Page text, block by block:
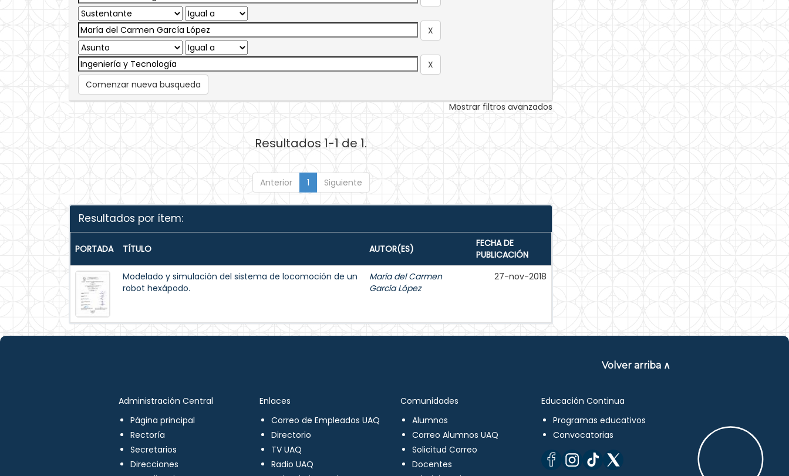
Comenzar nueva busqueda
Mostrar filtros avanzados
Resultados 1-1 de 1.
Anterior 1 Siguiente
Resultados por ítem:
PORTADA TÍTULO AUTOR(ES)
FECHA DE
PUBLICACIÓN
Modelado y simulación del sistema de locomoción de un
robot hexápodo.
María del Carmen
García López
27-nov-2018
Volver arriba ∧
Administración Central
Página principal
Rectoría
Secretarios
Direcciones
Enlaces
Correo de Empleados UAQ
Directorio
TV UAQ
Radio UAQ
Comunidades
Alumnos
Correo Alumnos UAQ
Solicitud Correo
Docentes
Educación Continua
Programas educativos
Convocatorias